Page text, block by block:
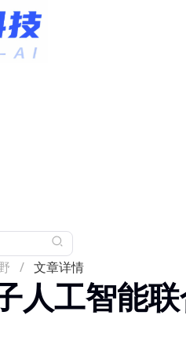
/ 文章详情
人工智能